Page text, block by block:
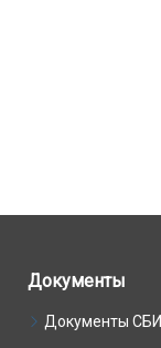
Документы
Документы СБИ